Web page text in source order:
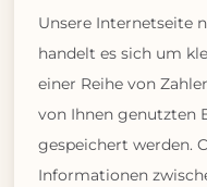
Unsere Internetseite
handelt es sich um
einer Reihe von
von Ihnen genutzten
gespeichert werden.
Informationen